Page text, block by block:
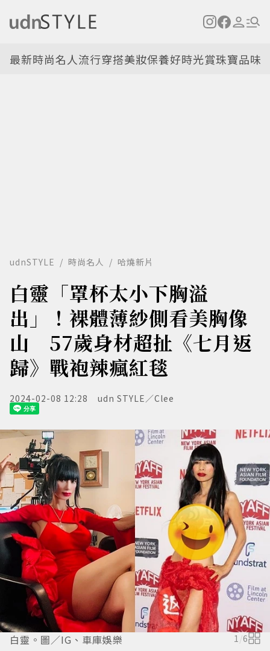
最新時尚名人流行穿搭美妝保養好時光賞珠寶品味
udnSTYLE 時尚名人 哈燒新片
白靈「罩杯太小下胸溢
出」！裸體薄紗側看美胸像
山 57歲身材超扯《七月返
歸》戰袍辣瘋紅毯
2024-02-08 12:28 udn STYLE／Clee
白靈。圖／IG、車庫娛樂 1/6